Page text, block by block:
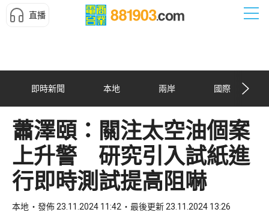
直播
即時新聞 本地 兩岸 國際
蕭澤頤：關注太空油個案
上升警 研究引入試紙進
行即時測試提高阻嚇
本地 發佈 23.11.2024 11:42 最後更新 23.11.2024 13:26